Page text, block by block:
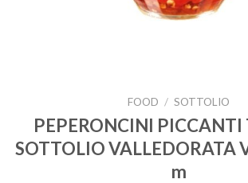
FOOD / SOTTOLIO
PEPERONCINI PICCANTI
SOTTOLIO VALLEDORATA
m